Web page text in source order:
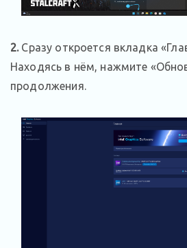
2. Сразу откроется вкладка
Находясь в нём, нажмите
продолжения.